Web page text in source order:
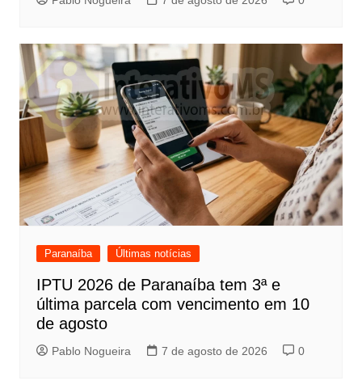
Paranaíba Últimas notícias
IPTU 2026 de Paranaíba tem 3ª e
última parcela com vencimento em 10
de agosto
Pablo Nogueira 7 de agosto de 2026 0